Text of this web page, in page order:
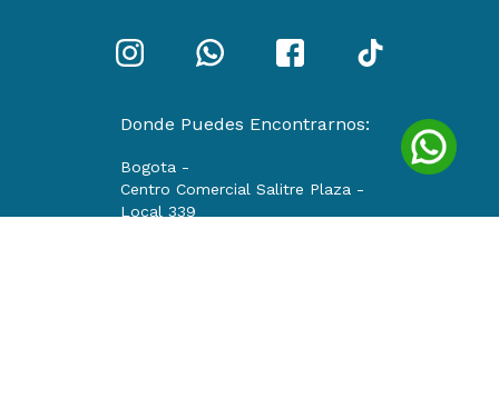
Donde Puedes Encontrarnos:
Bogota -
Centro Comercial Salitre Plaza -
Local 339